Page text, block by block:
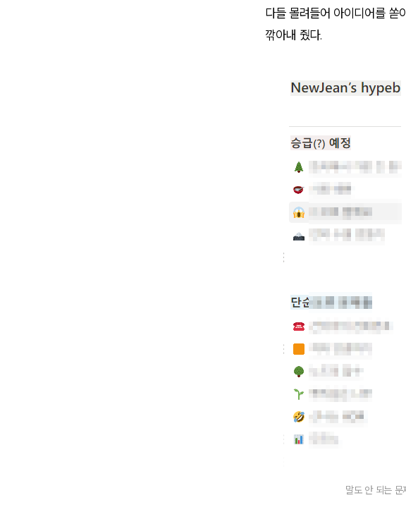
다들 몰려들어 아이디어를 쏟
깎아내 줬다.
말도 안 되는 문